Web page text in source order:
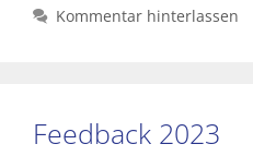
Kommentar hinterlassen
Feedback 2023